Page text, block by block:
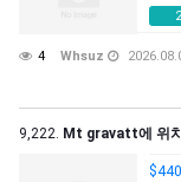
4 Whsuz
9,222. Mt gravatt에 위치
$440